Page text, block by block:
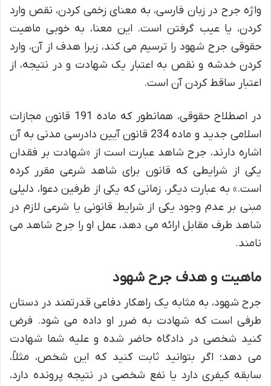
واژه جرح در زبان فارسی، به معنای زخمی کردن، نقص وارد
کردن، یا عیب گرفتن است. این معنا، به خوبی ماهیت
حقوقی جرح شهود را ترسیم می کند، زیرا هدف از آن، وارد
کردن خدشه و نقص به اعتبار یک شهادت و در نتیجه، از
اعتبار ساقط کردن آن است.
در اصطلاح حقوقی، همانطور که ماده 191 قانون مجازات
اسلامی جدید و ماده 234 قانون آیین دادرسی مدنی به آن
اشاره دارند، جرح شاهد عبارت است از «شهادت بر فقدان
یکی از شرایطی که قانون برای شاهد شرعی مقرر کرده
است.» به عبارت دیگر، زمانی که یکی از طرفین دعوا، دلیلی
مبنی بر عدم وجود یکی از شرایط قانونی یا شرعی لازم در
شاهد طرف مقابل ارائه می دهد، عمل او را جرح شاهد می
نامند.
ماهیت و هدف جرح شهود
جرح شهود، به مثابه یک راهکار دفاعی قدرتمند در دستان
طرفی است که شهادت به ضرر او داده می شود. فرض
کنید شخصی در دادگاه حاضر شده و علیه شما شهادت
می دهد؛ اگر بتوانید ثابت کنید که این شخص، مثلاً،
سابقه کیفری دارد یا نفع شخصی در نتیجه پرونده دارد،